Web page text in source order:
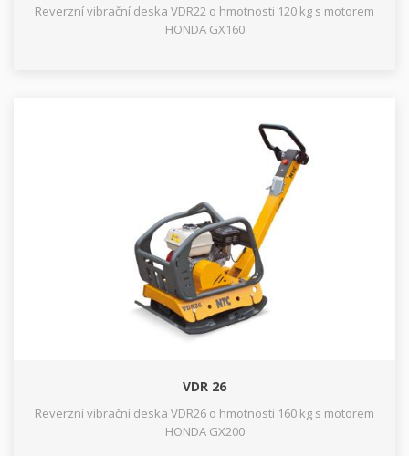
Reverzní vibrační deska VDR22 o hmotnosti 120 kg s motorem
HONDA GX160
VDR 26
Reverzní vibrační deska VDR26 o hmotnosti 160 kg s motorem
HONDA GX200